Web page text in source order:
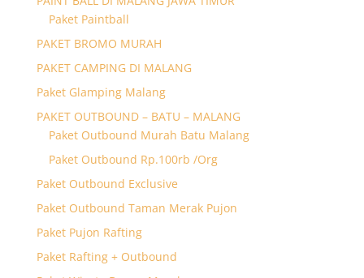
Paket Paintball
PAKET BROMO MURAH
PAKET CAMPING DI MALANG
Paket Glamping Malang
PAKET OUTBOUND – BATU – MALANG
Paket Outbound Murah Batu Malang
Paket Outbound Rp.100rb /Org
Paket Outbound Exclusive
Paket Outbound Taman Merak Pujon
Paket Pujon Rafting
Paket Rafting + Outbound